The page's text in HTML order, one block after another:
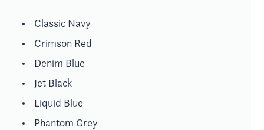
Classic Navy
Crimson Red
Denim Blue
Jet Black
Liquid Blue
Phantom Grey